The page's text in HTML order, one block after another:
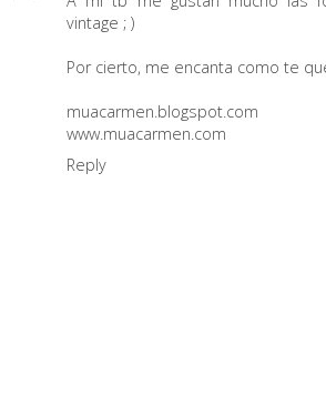
vintage ; )
Por cierto, me encanta como te
muacarmen.blogspot.com
www.muacarmen.com
Reply